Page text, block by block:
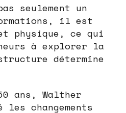
seulement un
il est
physique, ce qui
à explorer la
détermine
ans, Walther
les changements